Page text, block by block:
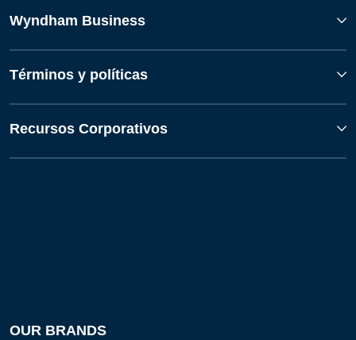
Wyndham Business
Términos y políticas
Recursos Corporativos
OUR BRANDS